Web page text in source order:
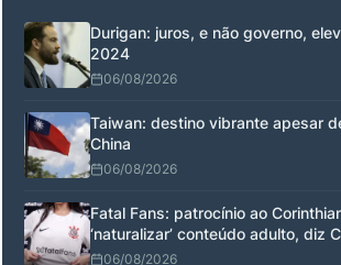
Durigan: juros, e não governo,
2024
06/08/2026
Taiwan: destino vibrante apesar
China
06/08/2026
Fatal Fans: patrocínio ao
‘naturalizar’ conteúdo adulto, diz
06/08/2026